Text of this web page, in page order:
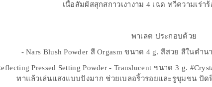
เนื้อสัมผัสสุกสกาวเงางาม 4 เฉด ทวีความเร่า
พาเลต ประกอบด้วย
- Nars Blush Powder สี Orgasm ขนาด 4 g. สีสวย สีในตำ
Pressed Setting Powder - Translucent ขนาด 3 g.
ทาแล้วเล่นแสงแบบปังมาก ช่วยเบลอริ้วรอยและรูขุมขน ปั